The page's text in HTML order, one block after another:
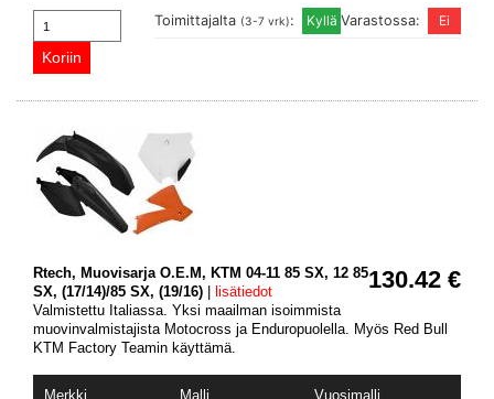
Varastossa:
Toimittajalta (3-7 vrk):
130.42 €
Rtech, Muovisarja O.E.M, KTM 04-11 85 SX, 12 85
SX, (17/14)/85 SX, (19/16)
lisätiedot
Valmistettu Italiassa. Yksi maailman isoimmista
muovinvalmistajista Motocross ja Enduropuolella. Myös Red Bull
KTM Factory Teamin käyttämä.
Merkki Malli Vuosimalli